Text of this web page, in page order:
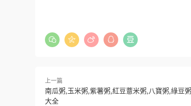
上一篇
南瓜粥,玉米粥,紫薯粥,紅豆薏米粥,八寶粥,綠豆
大全